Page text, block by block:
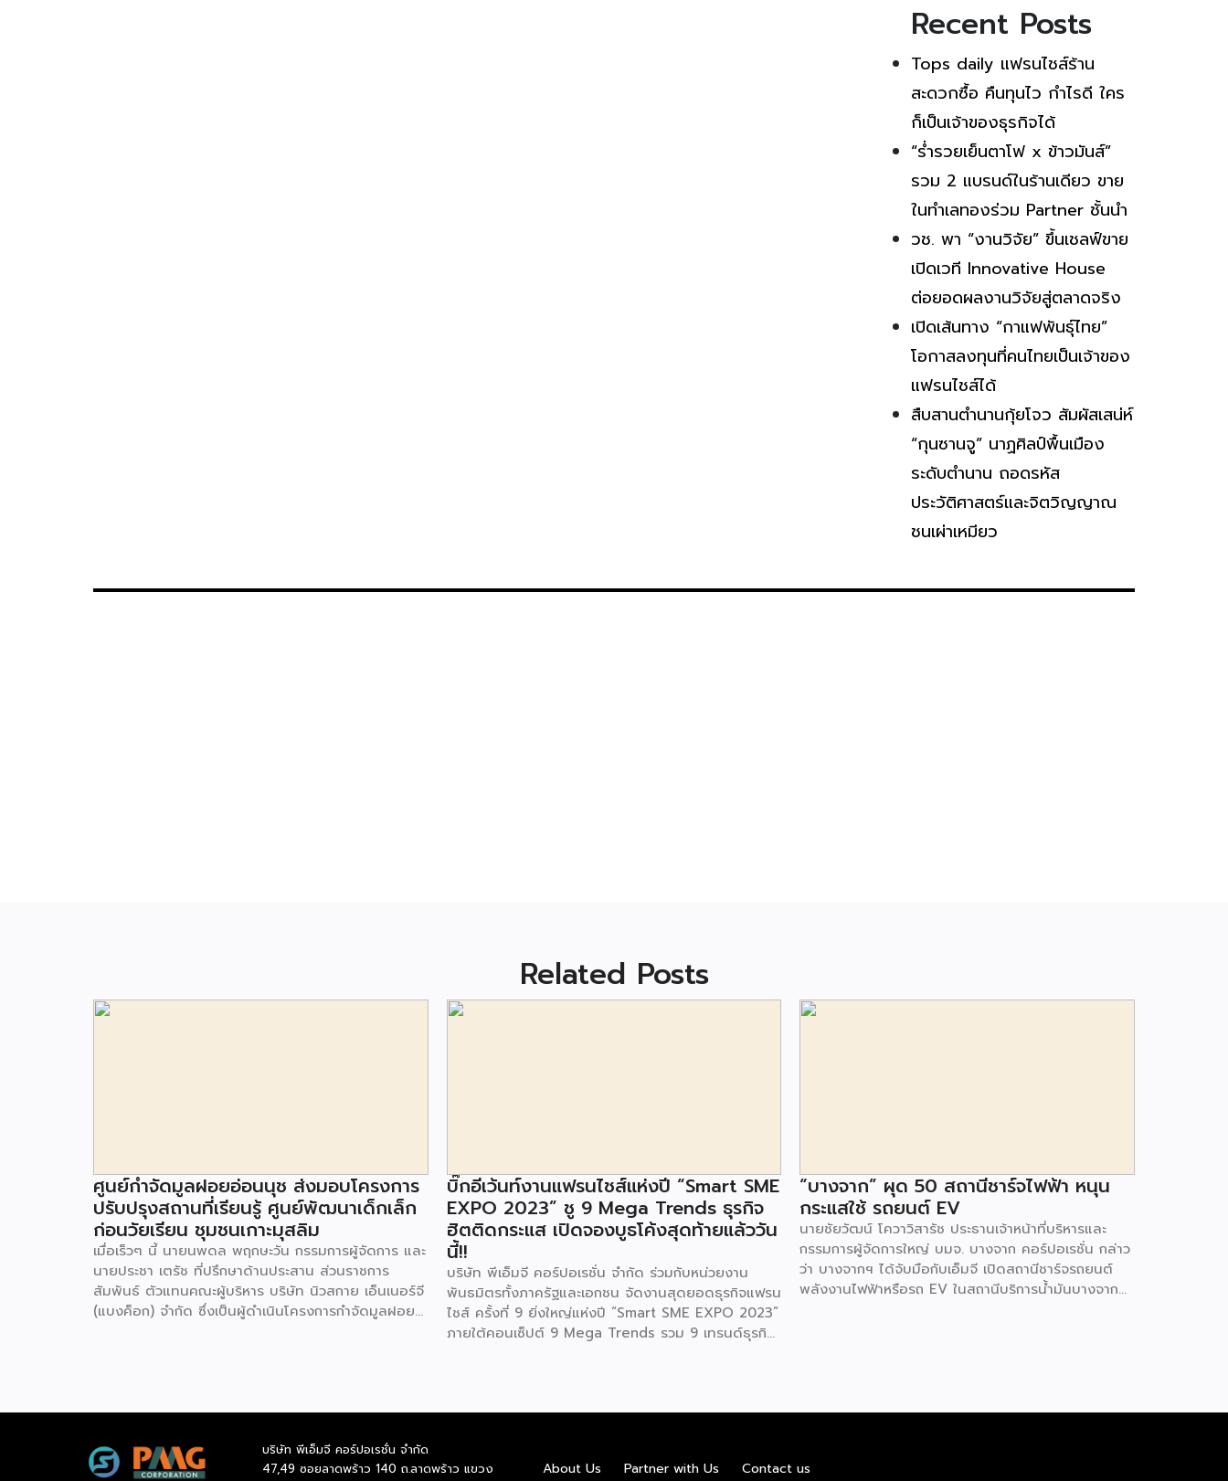
Recent Posts
Tops daily แฟรนไชส์ร้าน
สะดวกซื้อ คืนทุนไว กำไรดี ใคร
ก็เป็นเจ้าของธุรกิจได้
“ร่ำรวยเย็นตาโฟ x ข้าวมันส์”
รวม 2 แบรนด์ในร้านเดียว ขาย
ในทำเลทองร่วม Partner ชั้นนำ
วช. พา “งานวิจัย” ขึ้นเชลฟ์ขาย
เปิดเวที Innovative House
ต่อยอดผลงานวิจัยสู่ตลาดจริง
เปิดเส้นทาง “กาแฟพันธุ์ไทย”
โอกาสลงทุนที่คนไทยเป็นเจ้าของ
แฟรนไชส์ได้
สืบสานตำนานกุ้ยโจว สัมผัสเสน่ห์
“กุนซานจู” นาฏศิลป์พื้นเมือง
ระดับตำนาน ถอดรหัส
ประวัติศาสตร์และจิตวิญญาณ
ชนเผ่าเหมียว
Related Posts
ศูนย์กำจัดมูลฝอยอ่อนนุช ส่งมอบโครงการ
ปรับปรุงสถานที่เรียนรู้ ศูนย์พัฒนาเด็กเล็ก
ก่อนวัยเรียน ชุมชนเกาะมุสลิม
เมื่อเร็วๆ นี้ นายนพดล พฤกษะวัน กรรมการผู้จัดการ และ
นายประชา เตรัช ที่ปรึกษาด้านประสาน ส่วนราชการ
สัมพันธ์ ตัวแทนคณะผู้บริหาร บริษัท นิวสกาย เอ็นเนอร์จี
(แบงค็อก) จํากัด ซึ่งเป็นผู้ดำเนินโครงการกำจัดมูลฝอย
ประเวศ เขตประเวศ กรุงเทพมหานคร ทั้งนี้โครงการ
ชุมชนเกาะมุสลิม ตั้งอยู่ในซอยอ่อนนุช 86 ดำเนินการขึ้น
เพื่อเพิ่มพื้นที่การเรียนรู้เพิ่มเติมนอกห้องเรียน และใช้เป็น
บิ๊กอีเว้นท์งานแฟรนไชส์แห่งปี “Smart SME
EXPO 2023” ชู 9 Mega Trends ธุรกิจ
ฮิตติดกระแส เปิดจองบูธโค้งสุดท้ายแล้ววัน
นี้!!
บริษัท พีเอ็มจี คอร์ปอเรชั่น จำกัด ร่วมกับหน่วยงาน
พันธมิตรทั้งภาครัฐและเอกชน จัดงานสุดยอดธุรกิจแฟรน
ไชส์ ครั้งที่ 9 ยิ่งใหญ่แห่งปี “Smart SME EXPO 2023”
ภายใต้คอนเซ็ปต์ 9 Mega Trends รวม 9 เทรนด์ธุรกิจ
Health & Wellness Trends, E-Commerce
ระดับร่วม 250 บูธ ในงบลงทุนเริ่มต้นหลักพัน หลักหมื่น
“บางจาก” ผุด 50 สถานีชาร์จไฟฟ้า หนุน
กระแสใช้ รถยนต์ EV
นายชัยวัฒน์ โควาวิสารัช ประธานเจ้าหน้าที่บริหารและ
กรรมการผู้จัดการใหญ่ บมจ. บางจาก คอร์ปอเรชั่น กล่าว
ว่า บางจากฯ ได้จับมือกับเอ็มจี เปิดสถานีชาร์จรถยนต์
พลังงานไฟฟ้าหรือรถ EV ในสถานีบริการน้ำมันบางจาก
จะทำให้สถานีบริการน้ำมันบางจากมีสถานีชาร์จรถ EV ทั้ง
พลังงานไฟฟ้า เพื่อรองรับการเติบโตของตลาดรถยนต์
บริษัท พีเอ็มจี คอร์ปอเรชั่น จำกัด
47,49 ซอยลาดพร้าว 140 ถ.ลาดพร้าว แขวง
About Us Partner with Us Contact us